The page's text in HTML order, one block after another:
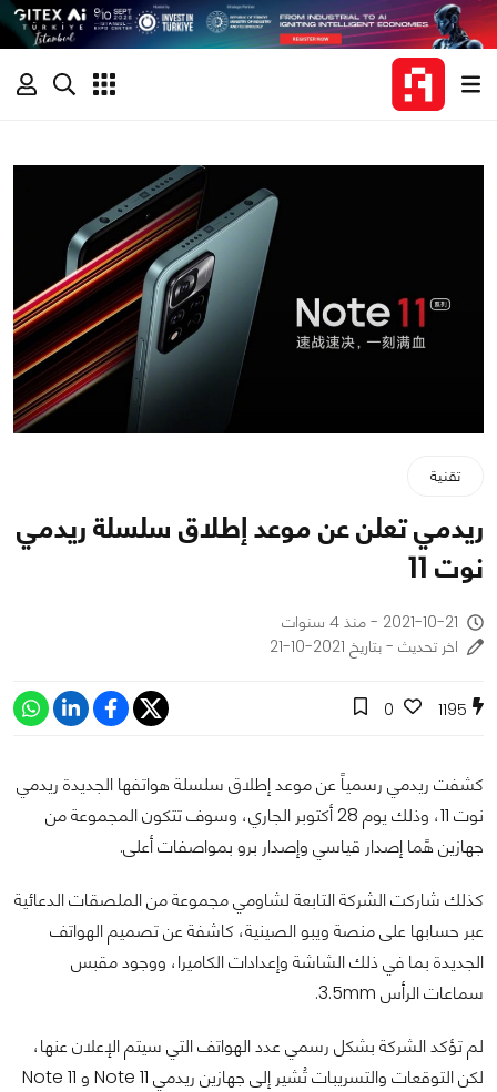
تقنية
ريدمي تعلن عن موعد إطلاق سلسلة ريدمي
نوت 11
2021-10-21 - منذ 4 سنوات
اخر تحديث - بتاريخ 2021-10-21
1195
0
كشفت ريدمي رسمياً عن موعد إطلاق سلسلة هواتفها الجديدة ريدمي
نوت 11، وذلك يوم 28 أكتوبر الجاري، وسوف تتكون المجموعة من
جهازين هًما إصدار قياسي وإصدار برو بمواصفات أعلى.
كذلك شاركت الشركة التابعة لشاومي مجموعة من الملصقات الدعائية
عبر حسابها على منصة ويبو الصينية، كاشفة عن تصميم الهواتف
الجديدة بما في ذلك الشاشة وإعدادات الكاميرا، ووجود مقبس
سماعات الرأس 3.5mm.
لم تؤكد الشركة بشكل رسمي عدد الهواتف التي سيتم الإعلان عنها،
لكن التوقعات والتسريبات تُشير إلى جهازين ريدمي Note 11 و Note 11